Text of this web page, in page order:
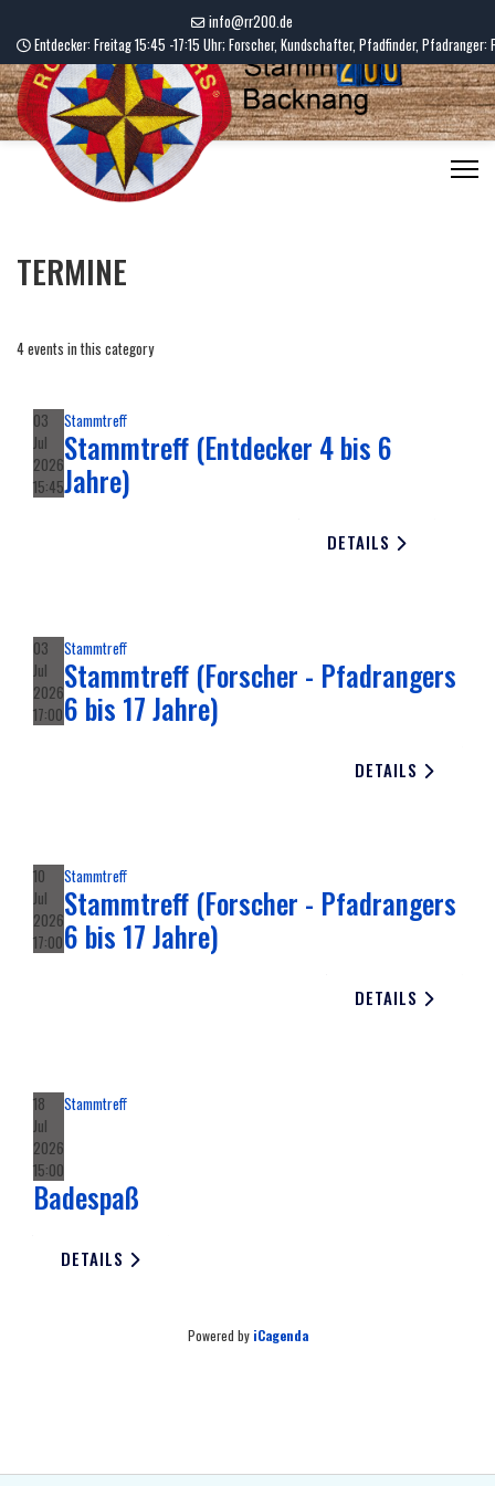
info@rr200.de
Entdecker: Freitag 15:45 -17:15 Uhr; Forscher, Kundschafter, Pfadfinder, Pfadranger:
TERMINE
4 events in this category
03
Jul
2026
15:45
Stammtreff
Stammtreff (Entdecker 4 bis 6
Jahre)
DETAILS
03
Jul
2026
17:00
Stammtreff
Stammtreff (Forscher - Pfadrangers
6 bis 17 Jahre)
DETAILS
10
Jul
2026
17:00
Stammtreff
Stammtreff (Forscher - Pfadrangers
6 bis 17 Jahre)
DETAILS
18
Jul
2026
15:00
Stammtreff
Badespaß
DETAILS
Powered by iCagenda